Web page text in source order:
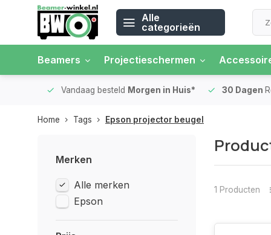
Alle
categorieën
Beamers Projectieschermen
Vandaag besteld Morgen in Huis* 30 Dagen
Home Tags Epson projector beugel
Merken
Alle merken
Epson
1 Producten